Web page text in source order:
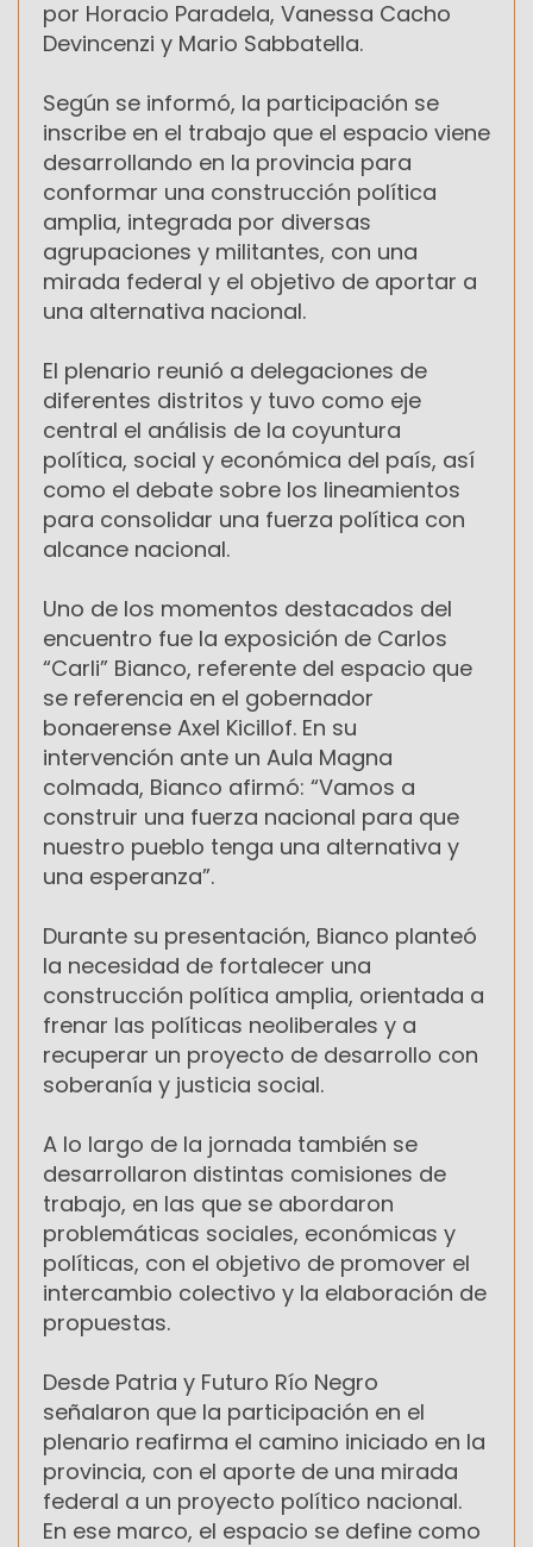
por Horacio Paradela, Vanessa Cacho
Devincenzi y Mario Sabbatella.
Según se informó, la participación se
inscribe en el trabajo que el espacio viene
desarrollando en la provincia para
conformar una construcción política
amplia, integrada por diversas
agrupaciones y militantes, con una
mirada federal y el objetivo de aportar a
una alternativa nacional.
El plenario reunió a delegaciones de
diferentes distritos y tuvo como eje
central el análisis de la coyuntura
política, social y económica del país, así
como el debate sobre los lineamientos
para consolidar una fuerza política con
alcance nacional.
Uno de los momentos destacados del
encuentro fue la exposición de Carlos
“Carli” Bianco, referente del espacio que
se referencia en el gobernador
bonaerense Axel Kicillof. En su
intervención ante un Aula Magna
colmada, Bianco afirmó: “Vamos a
construir una fuerza nacional para que
nuestro pueblo tenga una alternativa y
una esperanza”.
Durante su presentación, Bianco planteó
la necesidad de fortalecer una
construcción política amplia, orientada a
frenar las políticas neoliberales y a
recuperar un proyecto de desarrollo con
soberanía y justicia social.
A lo largo de la jornada también se
desarrollaron distintas comisiones de
trabajo, en las que se abordaron
problemáticas sociales, económicas y
políticas, con el objetivo de promover el
intercambio colectivo y la elaboración de
propuestas.
Desde Patria y Futuro Río Negro
señalaron que la participación en el
plenario reafirma el camino iniciado en la
provincia, con el aporte de una mirada
federal a un proyecto político nacional.
En ese marco, el espacio se define como